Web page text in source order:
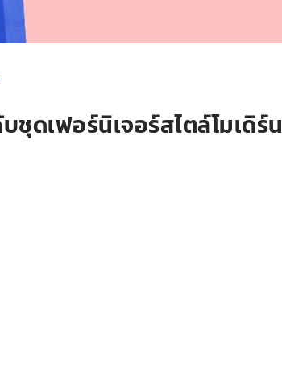
ชุดเฟอร์นิเจอร์สไตล์โมเดิร์น